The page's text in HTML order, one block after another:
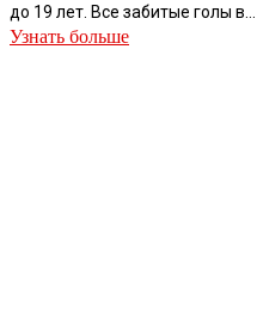
до 19 лет. Все забитые голы в...
Узнать больше